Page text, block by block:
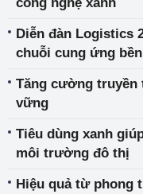
Diễn đàn Logistics
chuỗi cung ứng
Tăng cường truyền
vững
Tiêu dùng xanh
môi trường đô thị
Hiệu quả từ phong